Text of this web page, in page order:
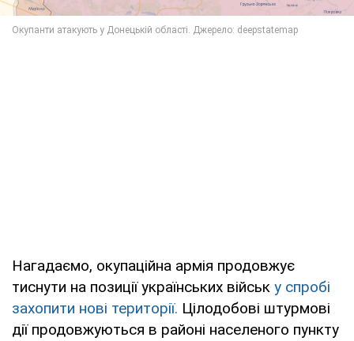
Нагадаємо, окупаційна армія продовжує
тиснути на позиції українських військ у спробі
захопити нові території. Цілодобові штурмові
дії продовжуються в районі населеного пункту